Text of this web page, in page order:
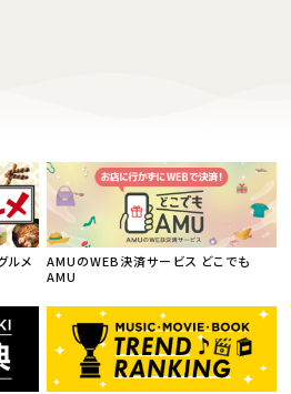
ルメ
AMUのWEB決済サービス どこでも
AMU